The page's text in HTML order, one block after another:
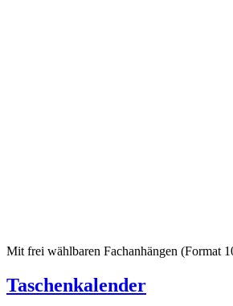
Mit frei wählbaren Fachanhängen (Format
Taschenkalender